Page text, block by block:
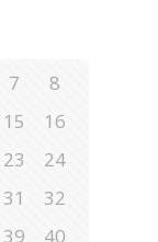
7
8
15
16
23
24
31
32
39
40